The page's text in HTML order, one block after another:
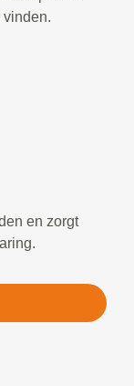
vinden.
en zorgt